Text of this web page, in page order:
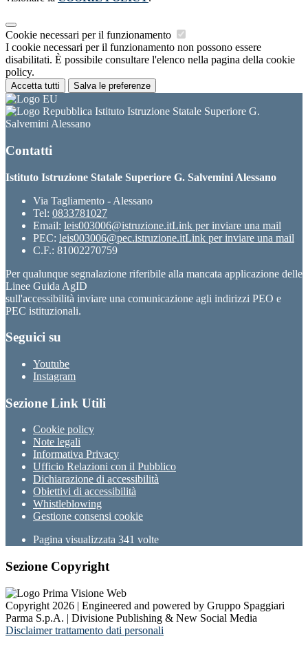
Cookie necessari per il funzionamento
I cookie necessari per il funzionamento non possono essere
disabilitati. È possibile consultare l'elenco nella pagina della cookie
policy.
Accetta tutti Salva le preferenze
Istituto Istruzione Statale Superiore G.
Salvemini Alessano
Contatti
Istituto Istruzione Statale Superiore G. Salvemini Alessano
Via Tagliamento - Alessano
Tel: 0833781027
Email: leis003006@istruzione.itLink per inviare una mail
PEC: leis003006@pec.istruzione.itLink per inviare una mail
C.F.: 81002270759
Per qualunque segnalazione riferibile alla mancata applicazione delle
Linee Guida AgID
sull'accessibilità inviare una comunicazione agli indirizzi PEO e
PEC istituzionali.
Seguici su
Youtube
Instagram
Sezione Link Utili
Cookie policy
Note legali
Informativa Privacy
Ufficio Relazioni con il Pubblico
Dichiarazione di accessibilità
Obiettivi di accessibilità
Whistleblowing
Gestione consensi cookie
Pagina visualizzata 341 volte
Sezione Copyright
Copyright 2026 | Engineered and powered by Gruppo Spaggiari
Parma S.p.A. | Divisione Publishing & New Social Media
Disclaimer trattamento dati personali